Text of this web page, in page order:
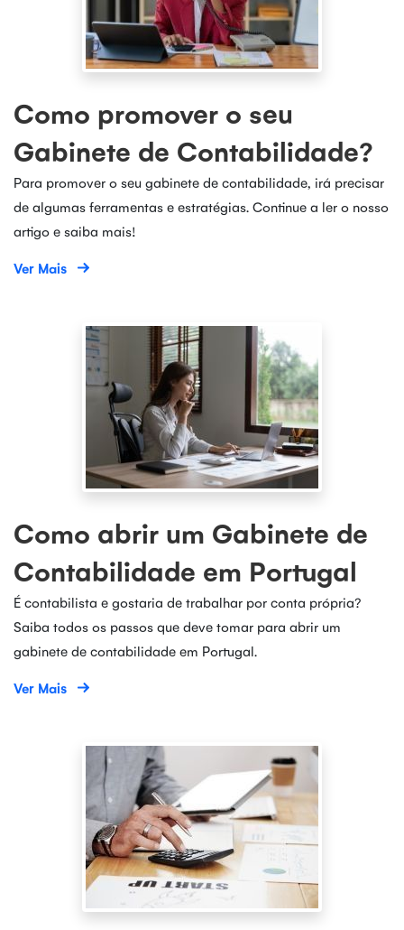
Como promover o seu
Gabinete de Contabilidade?
Para promover o seu gabinete de contabilidade, irá precisar
de algumas ferramentas e estratégias. Continue a ler o nosso
artigo e saiba mais!
Ver Mais
Como abrir um Gabinete de
Contabilidade em Portugal
É contabilista e gostaria de trabalhar por conta própria?
Saiba todos os passos que deve tomar para abrir um
gabinete de contabilidade em Portugal.
Ver Mais